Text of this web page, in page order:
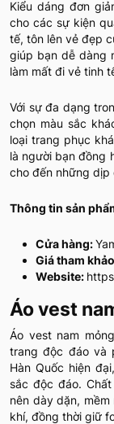
Kiểu dáng đơn
cho các sự kiện
tế, tôn lên vẻ đẹp
giúp bạn dễ dàng
làm mất đi vẻ tinh
Với sự đa dạng
chọn màu sắc
loại trang phục
là người bạn đồng
cho đến những dịp
Thông tin sản
Cửa hàng:
Giá tham
Website:
Áo vest
Áo vest nam
trang độc đáo và
Hàn Quốc hiện
sắc độc đáo.
nên dày dặn,
khí, đồng thời giữ